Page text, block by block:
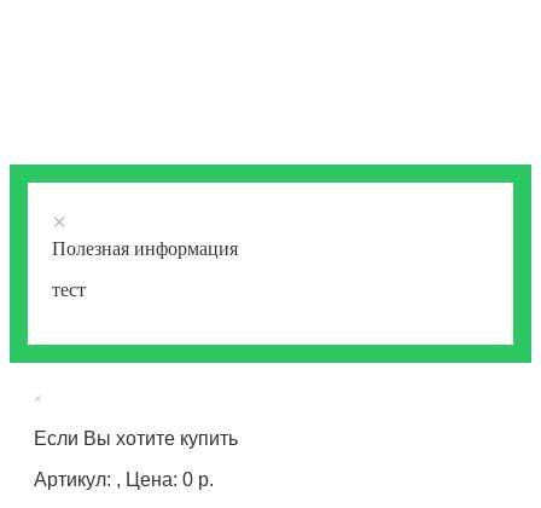
×
Полезная информация
тест
×
Если Вы хотите купить
Артикул: , Цена: 0 р.